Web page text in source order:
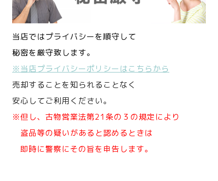
当店ではプライバシーを順守して
秘密を厳守致します。
※当店プライバシーポリシーはこちらから
売却することを知られることなく
安心してご利用ください。
※但し、古物営業法第21条の３の規定により
盗品等の疑いがあると認めるときは
即時に警察にその旨を申告します。